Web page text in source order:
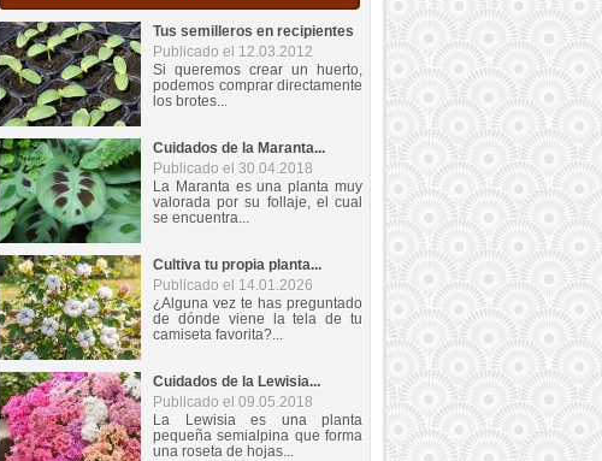
Tus semilleros en recipientes
Publicado el 12.03.2012
Si queremos crear un huerto,
podemos comprar directamente
los brotes...
Cuidados de la Maranta...
Publicado el 30.04.2018
La Maranta es una planta muy
valorada por su follaje, el cual
se encuentra...
Cultiva tu propia planta...
Publicado el 14.01.2026
¿Alguna vez te has preguntado
de dónde viene la tela de tu
camiseta favorita?...
Cuidados de la Lewisia...
Publicado el 09.05.2018
La Lewisia es una planta
pequeña semialpina que forma
una roseta de hojas...